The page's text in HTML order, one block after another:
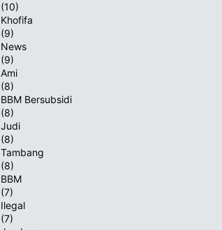
(10)
Khofifa
(9)
News
(9)
Ami
(8)
BBM Bersubsidi
(8)
Judi
(8)
Tambang
(8)
BBM
(7)
Ilegal
(7)